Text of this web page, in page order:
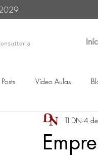
Vídeo Aulas
TI DN 4